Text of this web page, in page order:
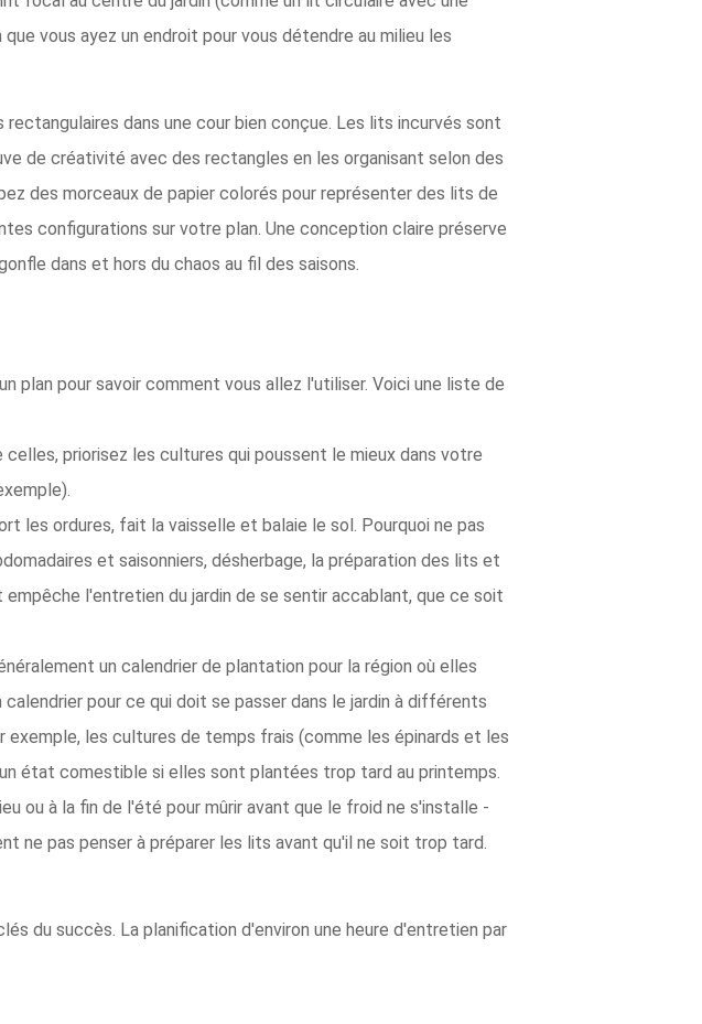
vous ayez un endroit pour vous détendre au milieu les
dans une cour bien conçue. Les lits incurvés sont
de créativité avec des rectangles en les organisant selon des
des morceaux de papier colorés pour représenter des lits de
configurations sur votre plan. Une conception claire préserve
dans et hors du chaos au fil des saisons.
plan pour savoir comment vous allez l'utiliser. Voici une liste de
priorisez les cultures qui poussent le mieux dans votre
les ordures, fait la vaisselle et balaie le sol. Pourquoi ne pas
et saisonniers, désherbage, la préparation des lits et
l'entretien du jardin de se sentir accablant, que ce soit
un calendrier de plantation pour la région où elles
pour ce qui doit se passer dans le jardin à différents
les cultures de temps frais (comme les épinards et les
état comestible si elles sont plantées trop tard au printemps.
ou à la fin de l'été pour mûrir avant que le froid ne s'installe -
ne pas penser à préparer les lits avant qu'il ne soit trop tard.
du succès. La planification d'environ une heure d'entretien par